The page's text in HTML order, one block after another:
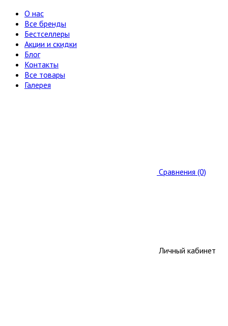
О нас
Все бренды
Бестселлеры
Акции и скидки
Блог
Контакты
Все товары
Галерея
Сравнения (0)
Личный кабинет